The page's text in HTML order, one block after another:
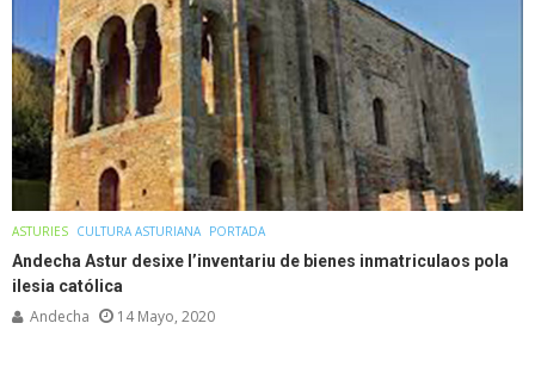
ASTURIES CULTURA ASTURIANA PORTADA
Andecha Astur desixe l’inventariu de bienes inmatriculaos pola
ilesia católica
Andecha 14 Mayo, 2020